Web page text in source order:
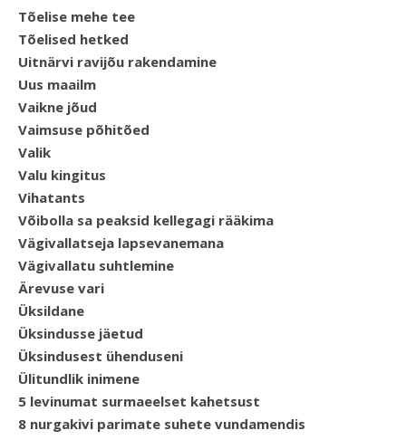
Tõelise mehe tee
Tõelised hetked
Uitnärvi ravijõu rakendamine
Uus maailm
Vaikne jõud
Vaimsuse põhitõed
Valik
Valu kingitus
Vihatants
Võibolla sa peaksid kellegagi rääkima
Vägivallatseja lapsevanemana
Vägivallatu suhtlemine
Ärevuse vari
Üksildane
Üksindusse jäetud
Üksindusest ühenduseni
Ülitundlik inimene
5 levinumat surmaeelset kahetsust
8 nurgakivi parimate suhete vundamendis